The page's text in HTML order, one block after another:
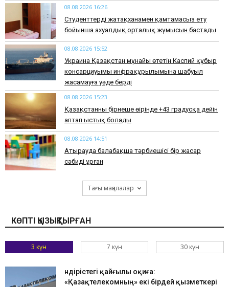
08.08.2026 16:26
Студенттерді жатақханамен қамтамасыз ету
бойынша ахуалдық орталық жұмысын бастады
08.08.2026 15:52
Украина Қазақстан мұнайы өтетін Каспий құбыр
консарциуымы инфрақұрылымына шабуыл
жасамауға уәде берді
08.08.2026 15:23
Қазақстанның бірнеше өңірінде +43 градусқа дейін
аптап ыстық болады
08.08.2026 14:51
Атырауда балабақша тәрбиешісі бір жасар
сәбиді ұрған
Тағы мақалалар
КӨПТІ ҚЫЗЫҚТЫРҒАН
3 күн 7 күн 30 күн
Өндірістегі қайғылы оқиға:
«Қазақтелекомның» екі бірдей қызметкері